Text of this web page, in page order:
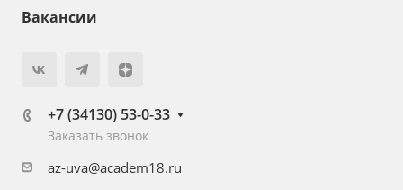
Вакансии
+7 (34130) 53-0-33
Заказать звонок
az-uva@academ18.ru